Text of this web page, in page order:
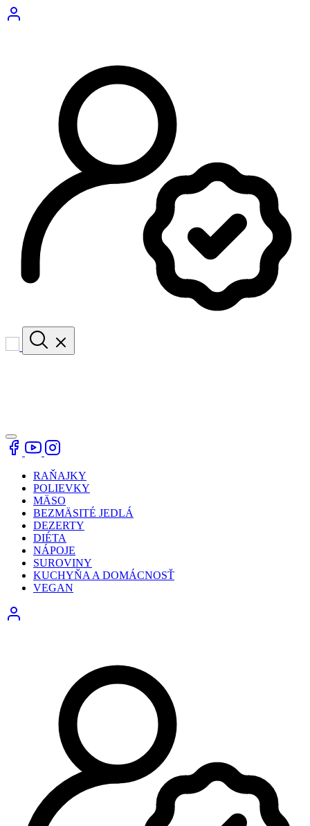
RAŇAJKY
POLIEVKY
MÄSO
BEZMÄSITÉ JEDLÁ
DEZERTY
DIÉTA
NÁPOJE
SUROVINY
KUCHYŇA A DOMÁCNOSŤ
VEGAN